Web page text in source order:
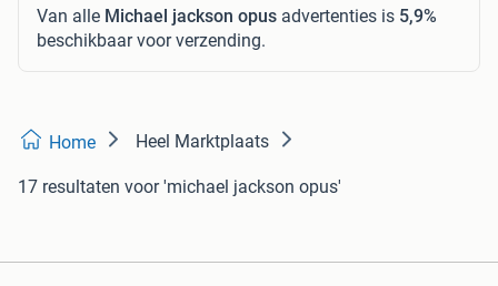
Van alle Michael jackson opus advertenties is 5,9%
beschikbaar voor verzending.
Home Heel Marktplaats
17 resultaten voor 'michael jackson opus'